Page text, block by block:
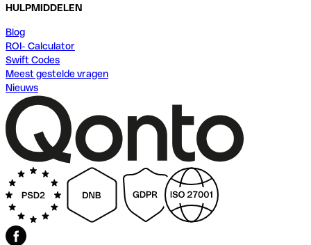
HULPMIDDELEN
Blog
ROI- Calculator
Swift Codes
Meest gestelde vragen
Nieuws